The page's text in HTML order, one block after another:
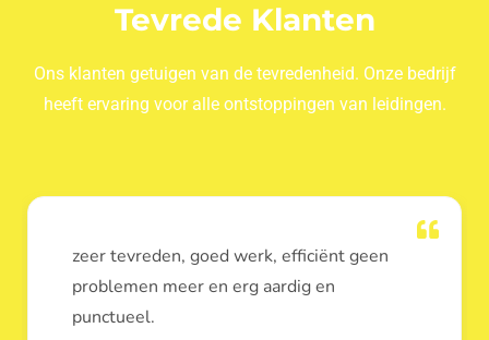
Tevrede Klanten
Ons klanten getuigen van de tevredenheid. Onze bedrijf
heeft ervaring voor alle ontstoppingen van leidingen.
Dank u voor de ontstopping van wc, werd
heel goed uitgevoerd, door de loodgieters
ontstoppers services janssens.